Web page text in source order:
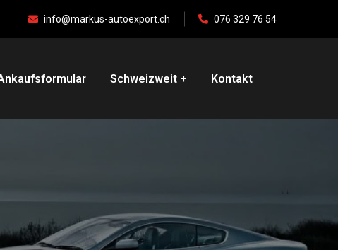
info@markus-autoexport.ch 076 329 76 54
Schweizweit Kontakt